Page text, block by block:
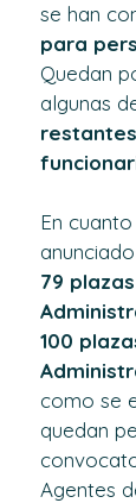
se han
para
Quedan
algunas
En
79
100
como se
quedan
Agentes